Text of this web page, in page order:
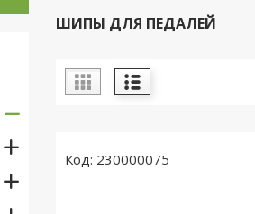
ШИПЫ ДЛЯ ПЕДАЛЕЙ
230000075